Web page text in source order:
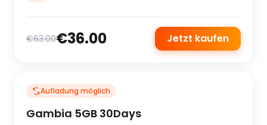
€63.00€36.00 Jetzt kaufen
Aufladung möglich
Gambia 5GB 30Days